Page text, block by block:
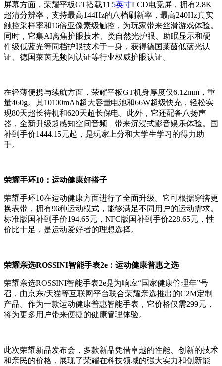
屏幕方面，荣耀平板GT搭载11.5英寸LCD电竞屏，拥有2.8K
超清分辨率，支持最高144Hz的八档刷新率，最高240Hz真实
触控采样率和16倍亚像素级触控，为玩家带来丝滑游戏体验。
同时，它集AI离焦护眼技术、类自然光护眼、助眠显示和硬
件级低蓝光等同档护眼技术于一身，获得德国莱茵低蓝光认
证、德国莱茵无频闪认证等行业权威护眼认证。
在轻薄便携与续航方面，荣耀平板GT机身厚度仅6.12mm，重
量460g。其10100mAh超大容量电池和66W超级快充，轻松实
现80天超长待机和620天超长保电。此外，它还配备八扬声
器，全新升级超感知空间音频，带来沉浸式影音娱乐体验。国
补到手价1444.15元起，是玩家上分和大学生学习的得力助
手。
荣耀手环10：运动健康好搭子
荣耀手环10在运动健康方面进行了全面升级。它可根据穿搭更
换表带，拥有96种运动模式，能够满足不同用户的运动需求。
标准版国补到手价194.65元，NFC版国补到手价228.65元，性
价比十足，是运动爱好者的理想选择。
荣耀亲选ROSSINI智能手表2e：运动健康普惠之选
荣耀亲选ROSSINI智能手表2e是为响应“国家健康管理年”号
召，由京东/天猫等互联网平台联合荣耀亲选推出的C2M定制
产品。作为一款运动健康普惠智能手表，它价格仅需299元，
将为更多用户带来便捷的健康管理体验。
此次荣耀新品发布会，多款新品凭借卓越的性能、创新的技术
和亲民的价格，展现了荣耀在科技领域的强大实力和创新能